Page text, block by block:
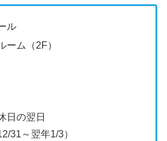
ル
ーム（2F）
日の翌日
31～翌年1/3）